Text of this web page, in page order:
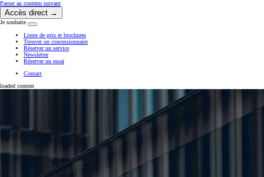
Passer au contenu suivant(Press Enter)
Accès direct →
Je souhaite
Cliquer pour fermer la fenêtre
Listes de prix et brochures
Trouver un concessionnaire
Réserver un service
Newsletter
Réserver un essai
Contact
loaded content